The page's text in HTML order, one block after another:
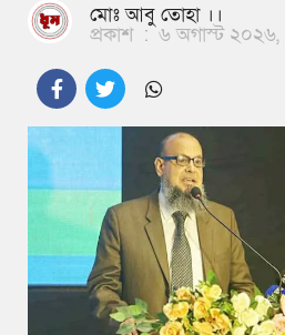
মোঃ আবু তোহা ।।
প্রকাশ : ৬ অগাস্ট